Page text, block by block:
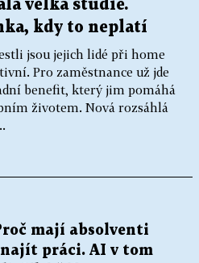
velká studie.
kdy to neplatí
jsou jejich lidé při home
Pro zaměstnance už jde
benefit, který jim pomáhá
životem. Nová rozsáhlá
mají absolventi
práci. AI v tom